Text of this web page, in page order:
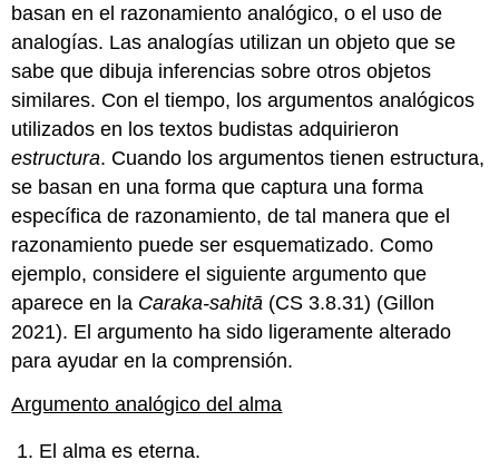
basan en el razonamiento analógico, o el uso de
analogías. Las analogías utilizan un objeto que se
sabe que dibuja inferencias sobre otros objetos
similares. Con el tiempo, los argumentos analógicos
utilizados en los textos budistas adquirieron
estructura. Cuando los argumentos tienen estructura,
se basan en una forma que captura una forma
específica de razonamiento, de tal manera que el
razonamiento puede ser esquematizado. Como
ejemplo, considere el siguiente argumento que
aparece en la Caraka-sahitā (CS 3.8.31) (Gillon
2021). El argumento ha sido ligeramente alterado
para ayudar en la comprensión.
Argumento analógico del alma
El alma es eterna.